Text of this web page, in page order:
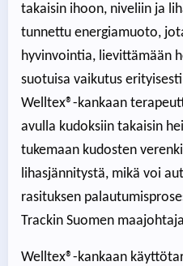
takaisin ihoon, niveliin ja
tunnettu energiamuoto,
hyvinvointia, lievittämään
suotuisa vaikutus
Welltex®-kankaan
avulla kudoksiin takaisin
tukemaan kudosten
lihasjännitystä, mikä voi
rasituksen
Trackin Suomen
Welltex®-kankaan